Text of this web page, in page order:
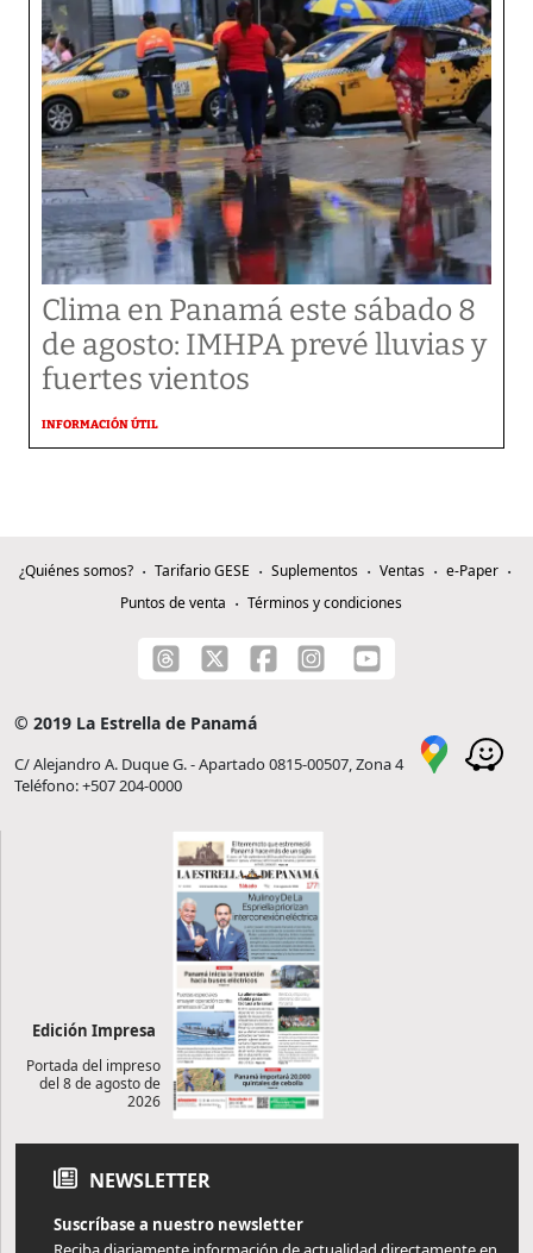
Clima en Panamá este sábado 8
de agosto: IMHPA prevé lluvias y
fuertes vientos
INFORMACIÓN ÚTIL
¿Quiénes somos? Tarifario GESE Suplementos Ventas
e-Paper
Puntos de venta
Términos y condiciones
© 2019 La Estrella de Panamá
C/ Alejandro A. Duque G. - Apartado 0815-00507, Zona 4
Teléfono: +507 204-0000
Edición Impresa
Portada del impreso
del 8 de agosto de
2026
NEWSLETTER
Suscríbase a nuestro newsletter